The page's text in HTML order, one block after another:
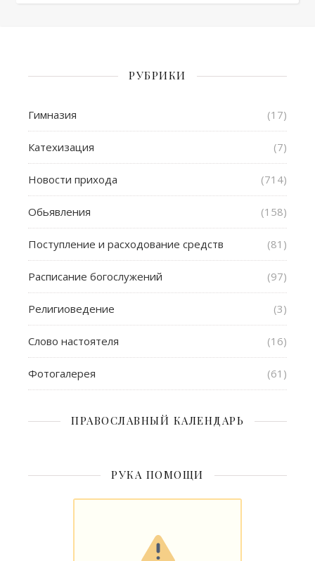
РУБРИКИ
Гимназия (17)
Катехизация (7)
Новости прихода (714)
Обьявления (158)
Поступление и расходование средств (81)
Расписание богослужений (97)
Религиоведение (3)
Слово настоятеля (16)
Фотогалерея (61)
ПРАВОСЛАВНЫЙ КАЛЕНДАРЬ
РУКА ПОМОЩИ